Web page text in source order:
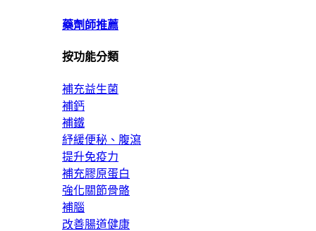
藥劑師推薦
按功能分類
補充益生菌
補鈣
補鐵
紓緩便秘、腹瀉
提升免疫力
補充膠原蛋白
強化關節骨骼
補腦
改善腸道健康